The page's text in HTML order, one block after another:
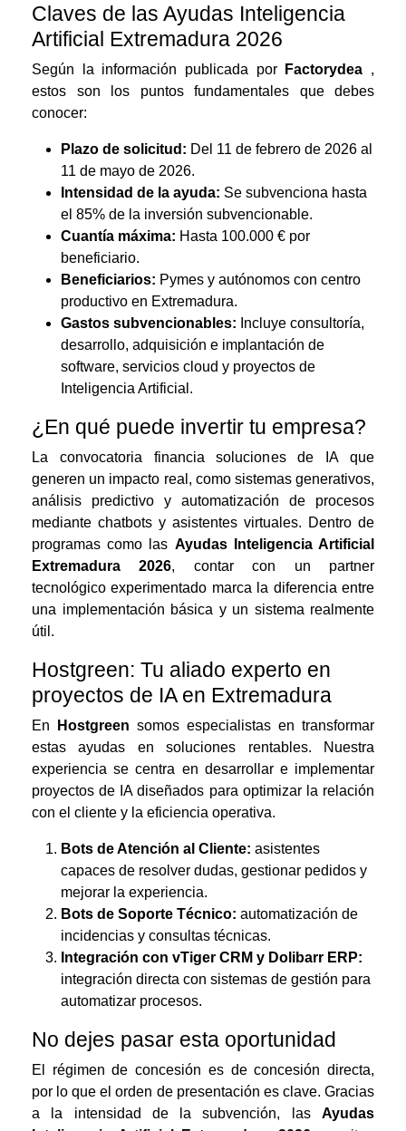
Claves de las Ayudas Inteligencia
Artificial Extremadura 2026
Según la información publicada por Factorydea ,
estos son los puntos fundamentales que debes
conocer:
Plazo de solicitud: Del 11 de febrero de 2026 al
11 de mayo de 2026.
Intensidad de la ayuda: Se subvenciona hasta
el 85% de la inversión subvencionable.
Cuantía máxima: Hasta 100.000 € por
beneficiario.
Beneficiarios: Pymes y autónomos con centro
productivo en Extremadura.
Gastos subvencionables: Incluye consultoría,
desarrollo, adquisición e implantación de
software, servicios cloud y proyectos de
Inteligencia Artificial.
¿En qué puede invertir tu empresa?
La convocatoria financia soluciones de IA que
generen un impacto real, como sistemas generativos,
análisis predictivo y automatización de procesos
mediante chatbots y asistentes virtuales. Dentro de
programas como las Ayudas Inteligencia Artificial
Extremadura 2026, contar con un partner
tecnológico experimentado marca la diferencia entre
una implementación básica y un sistema realmente
útil.
Hostgreen: Tu aliado experto en
proyectos de IA en Extremadura
En Hostgreen somos especialistas en transformar
estas ayudas en soluciones rentables. Nuestra
experiencia se centra en desarrollar e implementar
proyectos de IA diseñados para optimizar la relación
con el cliente y la eficiencia operativa.
Bots de Atención al Cliente: asistentes
capaces de resolver dudas, gestionar pedidos y
mejorar la experiencia.
Bots de Soporte Técnico: automatización de
incidencias y consultas técnicas.
Integración con vTiger CRM y Dolibarr ERP:
integración directa con sistemas de gestión para
automatizar procesos.
No dejes pasar esta oportunidad
El régimen de concesión es de concesión directa,
por lo que el orden de presentación es clave. Gracias
a la intensidad de la subvención, las Ayudas